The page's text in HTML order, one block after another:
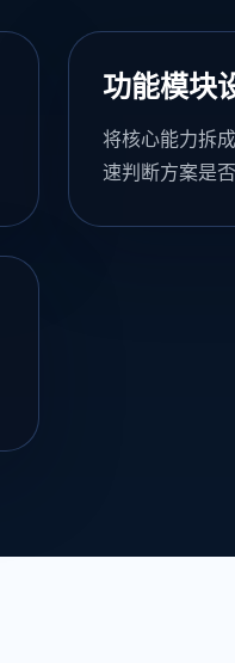
功能模块
将核心能力拆
速判断方案是